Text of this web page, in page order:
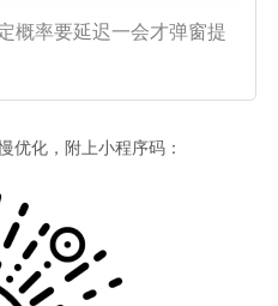
概率要延迟一会才弹窗提
优化，附上小程序码：